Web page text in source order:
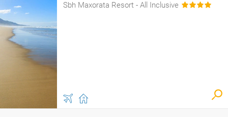
Sbh Maxorata Resort - All Inclusive